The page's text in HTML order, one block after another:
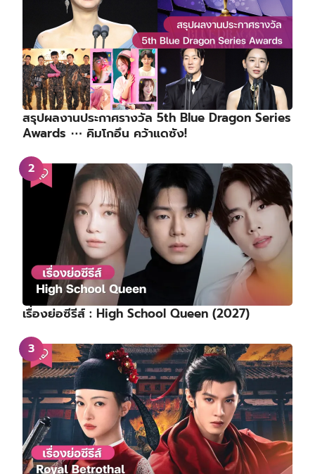
สรุปผลงานประกาศรางวัล 5th Blue Dragon Series
Awards ⋯ คิมโกอึน คว้าแดซัง!
เรื่องย่อซีรีส์ : High School Queen (2027)